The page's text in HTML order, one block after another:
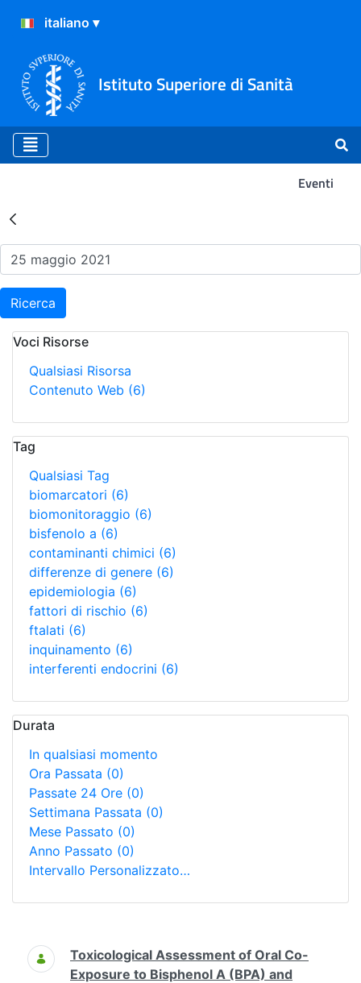
Istituto Superiore di Sanità
Eventi
Risultati della Ricerca -
Ricerca
Voci Risorse
Qualsiasi Risorsa
Contenuto Web (6)
Tag
Qualsiasi Tag
biomarcatori (6)
biomonitoraggio (6)
bisfenolo a (6)
contaminanti chimici (6)
differenze di genere (6)
epidemiologia (6)
fattori di rischio (6)
ftalati (6)
inquinamento (6)
interferenti endocrini (6)
Durata
In qualsiasi momento
Ora Passata (0)
Passate 24 Ore (0)
Settimana Passata (0)
Mese Passato (0)
Anno Passato (0)
Intervallo Personalizzato…
Ricerca
Toxicological Assessment of Oral Co-
Exposure to Bisphenol A (BPA) and